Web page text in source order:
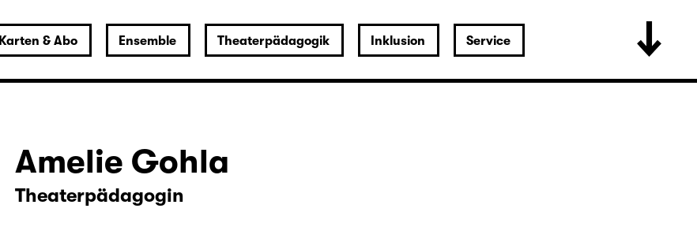
Karten & Abo Ensemble Theaterpädagogik Inklusion Service
Amelie Gohla
Theaterpädagogin